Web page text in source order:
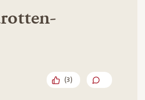
(3)